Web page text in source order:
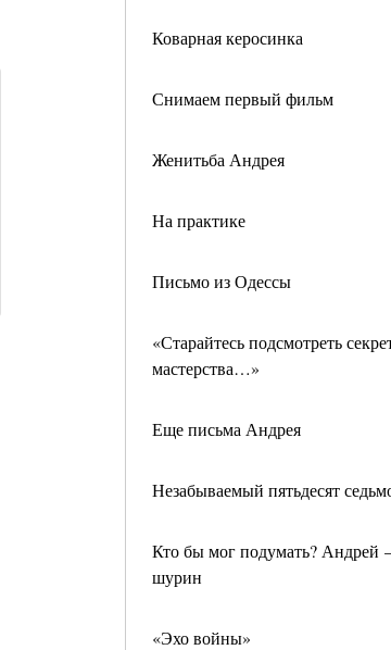
Коварная керосинка
Снимаем первый фильм
Женитьба Андрея
На практике
Письмо из Одессы
«Старайтесь подсмотреть
мастерства…»
Еще письма Андрея
Незабываемый пятьдесят
Кто бы мог подумать?
шурин
«Эхо войны»